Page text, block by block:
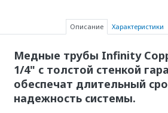
Описание Характеристики
Медные трубы Infinity
1/4" с толстой стенкой
обеспечат длительный
надежность системы.